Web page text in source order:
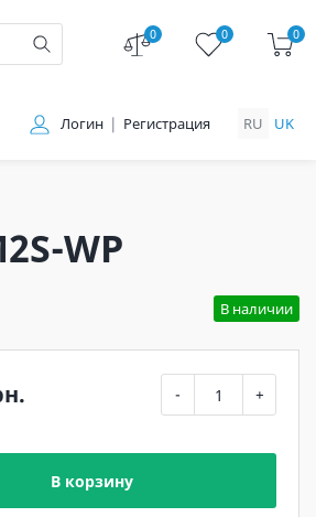
0 0 0
Логин Регистрация RU UK
WP
В наличии
- +
В корзину